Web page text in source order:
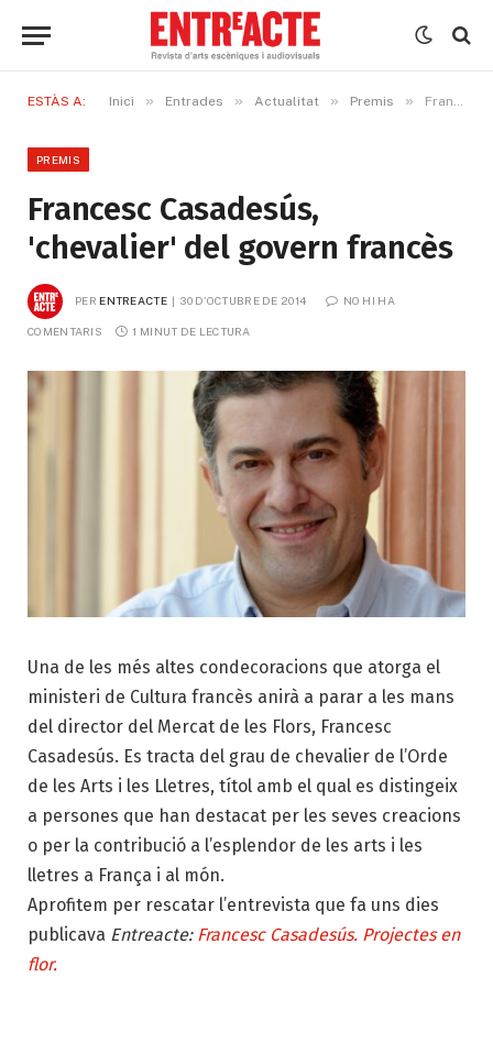
ESTÀS A: Inici » Entrades » Actualitat » Premis » Francesc Casadesús, 'chevalier' del govern francès
PREMIS
Francesc Casadesús,
'chevalier' del govern francès
PER ENTREACTE 30 D'OCTUBRE DE 2014 NO HI HA
COMENTARIS 1 MINUT DE LECTURA
Una de les més altes condecoracions que atorga el
ministeri de Cultura francès anirà a parar a les mans
del director del Mercat de les Flors, Francesc
Casadesús. Es tracta del grau de chevalier de l’Orde
de les Arts i les Lletres, títol amb el qual es distingeix
a persones que han destacat per les seves creacions
o per la contribució a l’esplendor de les arts i les
lletres a França i al món.
Aprofitem per rescatar l’entrevista que fa uns dies
publicava Entreacte: Francesc Casadesús. Projectes en
flor.